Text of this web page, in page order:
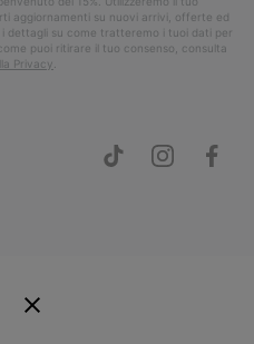
aggiornamenti su nuovi arrivi, offerte ed
i dettagli su come tratteremo i tuoi dati per
puoi ritirare il tuo consenso, consulta
Privacy